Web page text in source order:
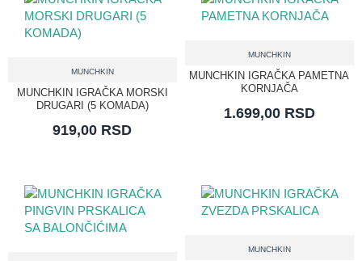
MUNCHKIN
MUNCHKIN IGRAČKA MORSKI
DRUGARI (5 KOMADA)
919,00 RSD
MUNCHKIN
MUNCHKIN IGRAČKA PAMETNA
KORNJAČA
1.699,00 RSD
MUNCHKIN